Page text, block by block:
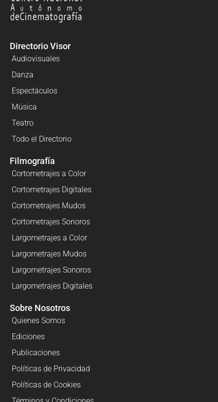
Directorio Visor
Audiovisuales
Danza
Espectáculos
Música
Teatro
Todo el Directorio
Filmografía
Cortometrajes a Color
Cortometrajes Digitales
Cortometrajes Mudos
Cortometrajes Sonoros
Largometrajes a Color
Largometrajes Mudos
Largometrajes Sonoros
Largometrajes Digitales
Sobre Nosotros
Quienes Somos
Ediciones
Publicaciones
Políticas de Privacidad
Políticas de Cookies